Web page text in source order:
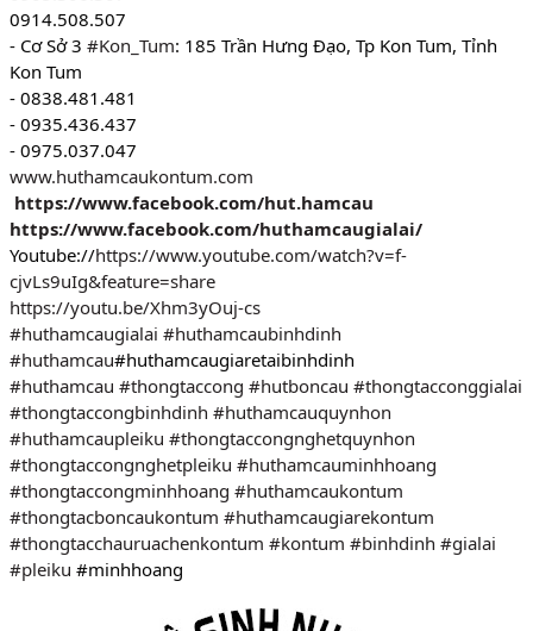
0914.508.507
- Cơ Sở 3 #Kon_Tum: 185 Trần Hưng Đạo, Tp Kon Tum, Tỉnh
Kon Tum
- 0838.481.481
- 0935.436.437
- 0975.037.047
www.huthamcaukontum.com
https://www.facebook.com/hut.hamcau
https://www.facebook.com/huthamcaugialai/
Youtube://https://www.youtube.com/watch?v=f-
cjvLs9uIg&feature=share
https://youtu.be/Xhm3yOuj-cs
#huthamcaugialai #huthamcaubinhdinh
#huthamcau#huthamcaugiaretaibinhdinh
#huthamcau #thongtaccong #hutboncau #thongtacconggialai
#thongtaccongbinhdinh #huthamcauquynhon
#huthamcaupleiku #thongtaccongnghetquynhon
#thongtaccongnghetpleiku #huthamcauminhhoang
#thongtaccongminhhoang #huthamcaukontum
#thongtacboncaukontum #huthamcaugiarekontum
#thongtacchauruachenkontum #kontum #binhdinh #gialai
#pleiku #minhhoang